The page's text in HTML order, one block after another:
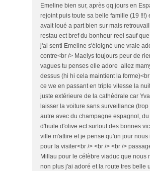
Emeline bien sur, après qq jours en
rejoint puis toute sa belle famille (19 !!!)
avait loué a part bien sur mais
restau ect bref du bonheur reel sauf
j'ai senti Emeline s'éloigné une vraie
contre<br /> Maelys toujours peur de
vagues tu penses elle adore allez
dessus (hi hi cela maintient la
ce we en passant en triple vitesse la
juste extérieure de la cathédrale car
laisser la voiture sans surveillance
autre avec du champagne espagnol,
d'huile d'olive ect surtout des bonnes
ville m'attire et je pense qu'un jour
pour la visiter<br /> <br /> <br />
Millau pour le célèbre viaduc que nous
non plus j'ai adoré et la route tres belle